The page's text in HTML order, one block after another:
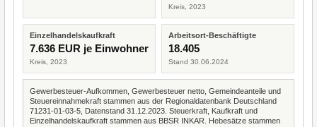
Kreis, 2023
Einzelhandelskaufkraft
7.636 EUR je Einwohner
Kreis, 2023
Arbeitsort-Beschäftigte
18.405
Stand 30.06.2024
Gewerbesteuer-Aufkommen, Gewerbesteuer netto, Gemeindeanteile und
Steuereinnahmekraft stammen aus der Regionaldatenbank Deutschland
71231-01-03-5, Datenstand 31.12.2023. Steuerkraft, Kaufkraft und
Einzelhandelskaufkraft stammen aus BBSR INKAR. Hebesätze stammen